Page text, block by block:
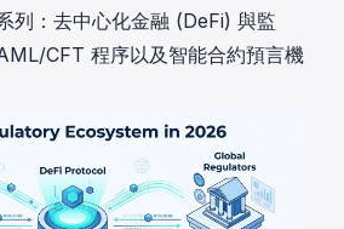
列：去中心化金融 (DeFi) 與監
CFT 程序以及智能合約預言機